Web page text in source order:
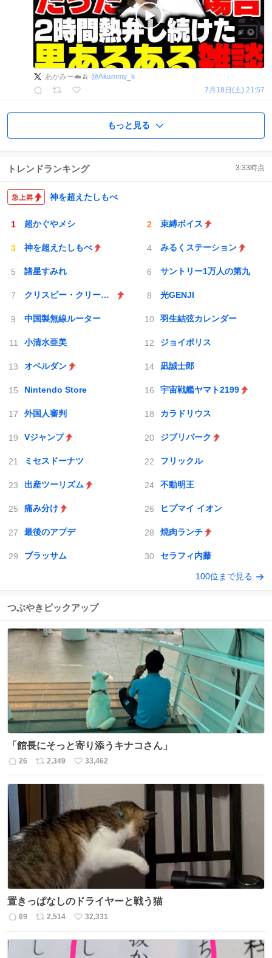
あかみー☁️🍌 @Akammy_k
7月18日(土) 21:57
もっと見る
トレンドランキング 3:33時点
神を超えたしもべ
超かぐやメシ 束縛ボイス
神を超えたしもべ みるくステーション
諸星すみれ サントリー1万人の第九
クリスピー・クリーム・ドーナツ 光GENJI
中国製無線ルーター 羽生結弦カレンダー
小清水亜美 ジョイポリス
オベルダン 凪誠士郎
Nintendo Store 宇宙戦艦ヤマト2199
外国人審判 カラドリウス
Vジャンプ ジブリパーク
ミセスドーナツ フリックル
出産ツーリズム 不動明王
痛み分け ヒプマイ イオン
最後のアプデ 焼肉ランチ
ブラッサム セラフィ内藤
100位まで見る
つぶやきピックアップ
「館長にそっと寄り添うキナコさん」
返
数
26
リ
数
2,349
い
33,462
置きっぱなしのドライヤーと戦う猫
返
数
69
リ
ス
2,514
い
ね
32,331